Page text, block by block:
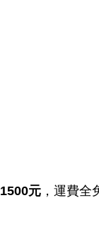
1500元 ，運費全